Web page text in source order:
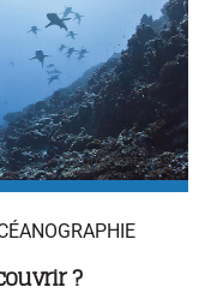
0 commentaires
?